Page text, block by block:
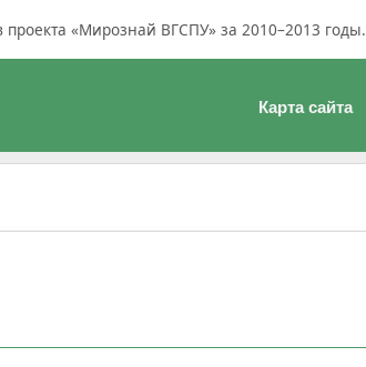
«Мирознай ВГСПУ» за 2010–2013 годы.
Карта сайта